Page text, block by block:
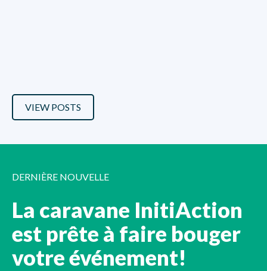
VIEW POSTS
DERNIÈRE NOUVELLE
La caravane InitiAction
est prête à faire bouger
votre événement!